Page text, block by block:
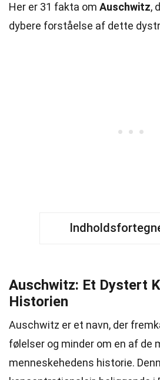
Her er 31 fakta om Auschwitz,
dybere forståelse af dette
Auschwitz: Et Dystert
Historien
Auschwitz er et navn, der
følelser og minder om en af de
menneskehedens historie.